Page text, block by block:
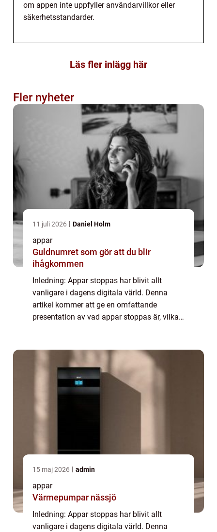
om appen inte uppfyller användarvillkor eller
säkerhetsstandarder.
Läs fler inlägg här
Fler nyheter
11 juli 2026 Daniel Holm
appar
Guldnumret som gör att du blir
ihågkommen
Inledning: Appar stoppas har blivit allt
vanligare i dagens digitala värld. Denna
artikel kommer att ge en omfattande
presentation av vad appar stoppas är, vilka
15 maj 2026 admin
appar
Värmepumpar nässjö
Inledning: Appar stoppas har blivit allt
vanligare i dagens digitala värld. Denna